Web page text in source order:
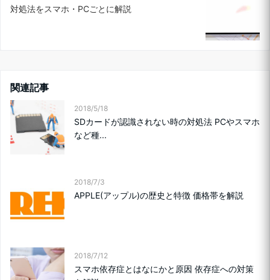
対処法をスマホ・PCごとに解説
関連記事
2018/5/18
SDカードが認識されない時の対処法 PCやスマホ
など種...
2018/7/3
APPLE(アップル)の歴史と特徴 価格帯を解説
2018/7/12
スマホ依存症とはなにかと原因 依存症への対策